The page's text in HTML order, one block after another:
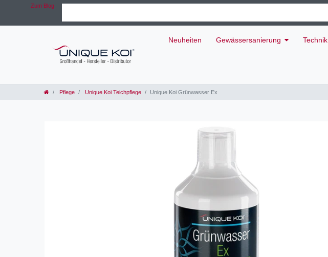
Zum Blog
Neuheiten Gewässersanierung Technik
Pflege Unique Koi Teichpflege Unique Koi Grünwasser Ex